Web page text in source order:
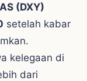
(DXY)
setelah kabar
kelegaan di
dari